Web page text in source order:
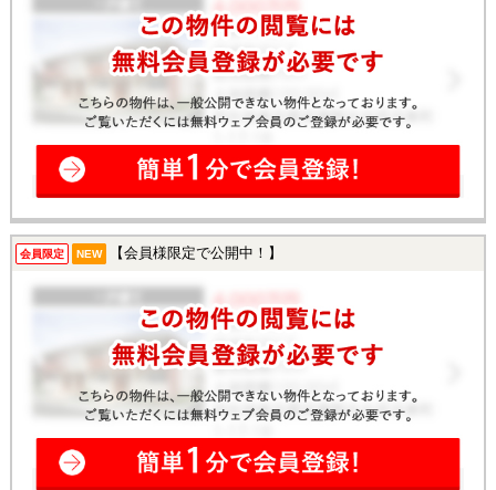
会員限定 NEW 【会員様限定で公開中！】